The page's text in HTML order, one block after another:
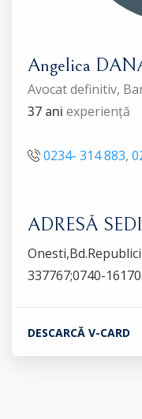
Angelica
Avocat definitiv,
37 ani experiență
0234- 314 883,
ADRESĂ
337767;0740-
DESCARCĂ V-CARD